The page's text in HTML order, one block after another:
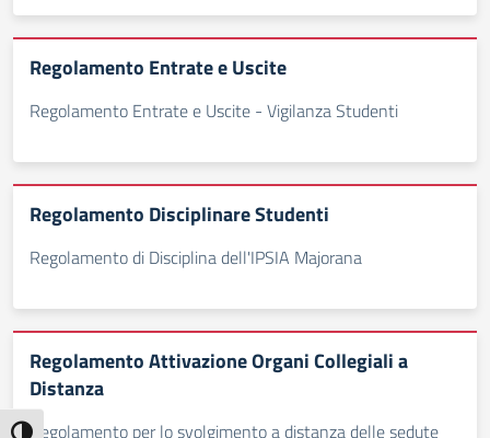
Regolamento Entrate e Uscite
Regolamento Entrate e Uscite - Vigilanza Studenti
Regolamento Disciplinare Studenti
Regolamento di Disciplina dell'IPSIA Majorana
Regolamento Attivazione Organi Collegiali a
Distanza
Regolamento per lo svolgimento a distanza delle sedute